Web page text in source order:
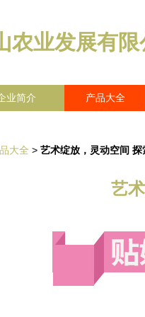
农业发展有限
业简介 产品大全
大全 > 艺术绽放，灵动空间
艺